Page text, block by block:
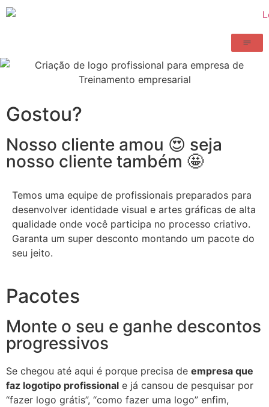
Gostou?
Nosso cliente amou 😍 seja
nosso cliente também 🤩
Temos uma equipe de profissionais preparados para
desenvolver identidade visual e artes gráficas de alta
qualidade onde você participa no processo criativo.
Garanta um super desconto montando um pacote do
seu jeito.
Pacotes
Monte o seu e ganhe descontos
progressivos
Se chegou até aqui é porque precisa de empresa que
faz logotipo profissional e já cansou de pesquisar por
“fazer logo grátis”, “como fazer uma logo” enfim,